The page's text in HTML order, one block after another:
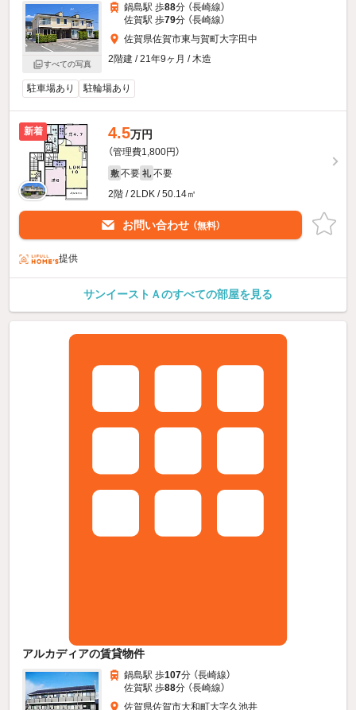
すべての写真
鍋島駅 歩88分 （長崎線）
佐賀駅 歩79分 （長崎線）
佐賀県佐賀市東与賀町大字田中
2階建 / 21年9ヶ月 / 木造
駐車場あり 駐輪場あり
新着 4.5万円
（管理費1,800円）
敷 不要 礼 不要
2階 / 2LDK / 50.14㎡
お問い合わせ （無料）
提供
サンイーストＡのすべての部屋を見る
アルカディアの賃貸物件
鍋島駅 歩107分 （長崎線）
佐賀駅 歩88分 （長崎線）
佐賀県佐賀市大和町大字久池井